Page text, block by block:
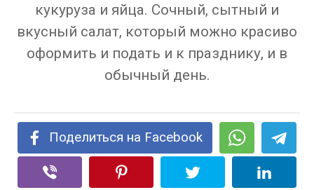
кукуруза и яйца. Сочный, сытный и
вкусный салат, который можно красиво
оформить и подать и к празднику, и в
обычный день.
Поделиться на Facebook